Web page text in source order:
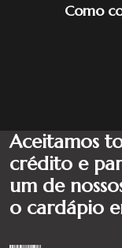
Como
Aceitamos
crédito e
um de
o cardápio